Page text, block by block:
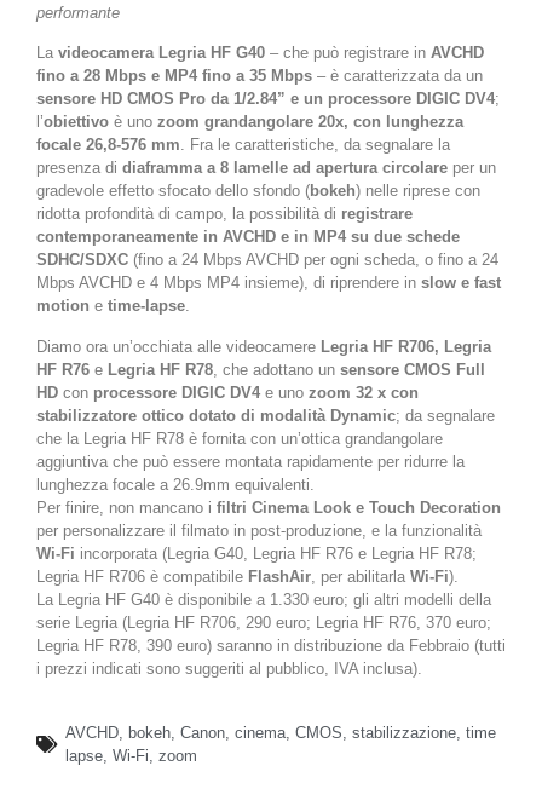
performante
La videocamera Legria HF G40 – che può registrare in AVCHD
fino a 28 Mbps e MP4 fino a 35 Mbps – è caratterizzata da un
sensore HD CMOS Pro da 1/2.84” e un processore DIGIC DV4;
l’obiettivo è uno zoom grandangolare 20x, con lunghezza
focale 26,8-576 mm. Fra le caratteristiche, da segnalare la
presenza di diaframma a 8 lamelle ad apertura circolare per un
gradevole effetto sfocato dello sfondo (bokeh) nelle riprese con
ridotta profondità di campo, la possibilità di registrare
contemporaneamente in AVCHD e in MP4 su due schede
SDHC/SDXC (fino a 24 Mbps AVCHD per ogni scheda, o fino a 24
Mbps AVCHD e 4 Mbps MP4 insieme), di riprendere in slow e fast
motion e time-lapse.
Diamo ora un’occhiata alle videocamere Legria HF R706, Legria
HF R76 e Legria HF R78 , che adottano un sensore CMOS Full
HD con processore DIGIC DV4 e uno zoom 32 x con
stabilizzatore ottico dotato di modalità Dynamic; da segnalare
che la Legria HF R78 è fornita con un’ottica grandangolare
aggiuntiva che può essere montata rapidamente per ridurre la
lunghezza focale a 26.9mm equivalenti.
Per finire, non mancano i filtri Cinema Look e Touch Decoration
per personalizzare il filmato in post-produzione, e la funzionalità
Wi-Fi incorporata (Legria G40, Legria HF R76 e Legria HF R78;
Legria HF R706 è compatibile FlashAir , per abilitarla Wi-Fi).
La Legria HF G40 è disponibile a 1.330 euro; gli altri modelli della
serie Legria (Legria HF R706, 290 euro; Legria HF R76, 370 euro;
Legria HF R78, 390 euro) saranno in distribuzione da Febbraio (tutti
i prezzi indicati sono suggeriti al pubblico, IVA inclusa).
AVCHD, bokeh, Canon, cinema, CMOS, stabilizzazione, time
lapse, Wi-Fi, zoom